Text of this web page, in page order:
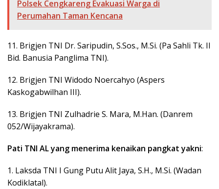
Polsek Cengkareng Evakuasi Warga di
Perumahan Taman Kencana
11. Brigjen TNI Dr. Saripudin, S.Sos., M.Si. (Pa Sahli Tk. II
Bid. Banusia Panglima TNI).
12. Brigjen TNI Widodo Noercahyo (Aspers
Kaskogabwilhan III).
13. Brigjen TNI Zulhadrie S. Mara, M.Han. (Danrem
052/Wijayakrama).
Pati TNI ALyang menerima kenaikan pangkat yakni:
1. Laksda TNI I Gung Putu Alit Jaya, S.H., M.Si. (Wadan
Kodiklatal).